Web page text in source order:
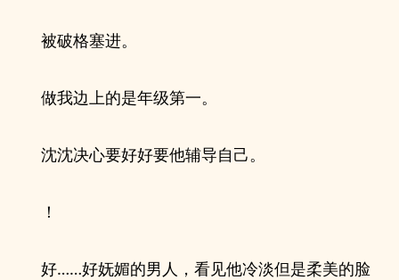
被破格塞进。
做我边上的是年级第一。
沈沈决心要好好要他辅导自己。
！
好……好妩媚的男人，看见他冷淡但是柔美的脸